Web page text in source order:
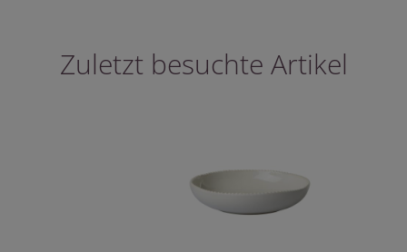
Zuletzt besuchte Artikel